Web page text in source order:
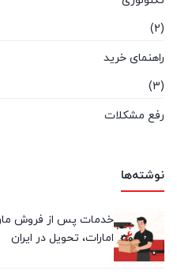
(2)
راهنمای خرید
(3)
رفع مشکلات
لپ تاپ استوک
معرفی برند
(2)
نوشته‌ها
امارات، تحویل در ایران